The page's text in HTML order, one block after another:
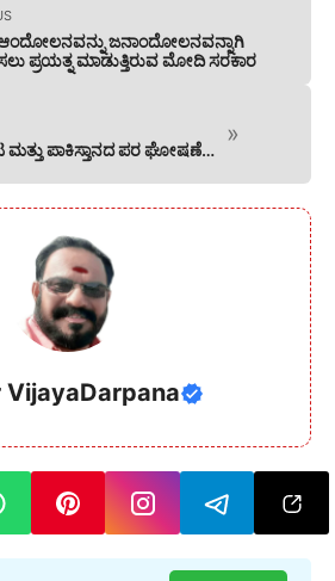
ಜನಾಂದೋಲನವನ್ನಾಗಿ
ಪ್ರಯತ್ನ ಮಾಡುತ್ತಿರುವ ಮೋದಿ ಸರಕಾರ
ಮತ್ತು ಪಾಕಿಸ್ತಾನದ ಪರ ಘೋಷಣೆ…
»
VijayaDarpana